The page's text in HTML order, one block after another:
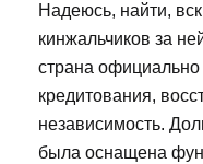
Надеюсь, найти,
кинжальчиков за
страна
кредитования,
независимость.
была оснащена